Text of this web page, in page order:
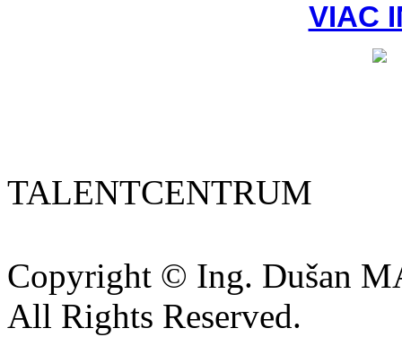
VIAC
TALENTCENTRUM
Copyright © Ing. Dušan
All Rights Reserved.